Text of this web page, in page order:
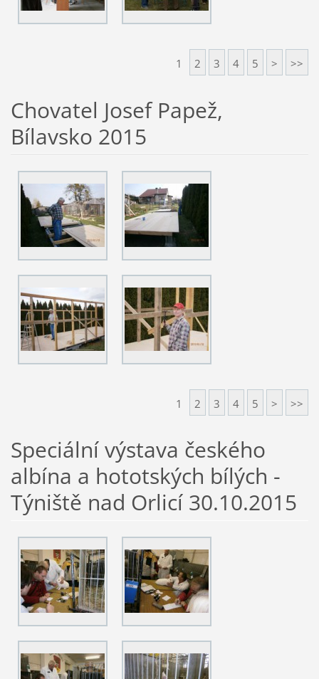
1 2 3 4 5 > >>
Chovatel Josef Papež,
Bílavsko 2015
1 2 3 4 5 > >>
Speciální výstava českého
albína a hototských bílých -
Týniště nad Orlicí 30.10.2015